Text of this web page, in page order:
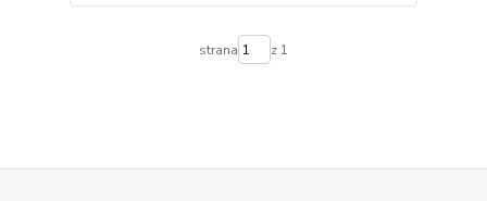
strana z 1